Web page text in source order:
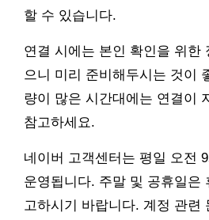
할 수 있습니다.
연결 시에는 본인 확인을 위한
으니 미리 준비해두시는 것이
량이 많은 시간대에는 연결이
참고하세요.
네이버 고객센터는 평일 오전
운영됩니다. 주말 및 공휴일은
고하시기 바랍니다. 계정 관련